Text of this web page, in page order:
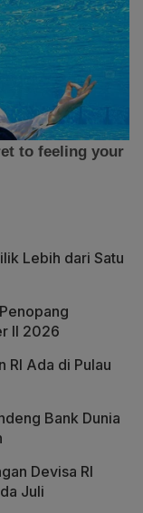
Lebih dari Satu
II 2026
RI Ada di Pulau
Bank Dunia
Devisa RI
Juli